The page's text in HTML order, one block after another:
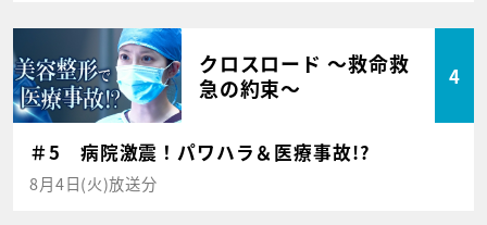
クロスロード ～救命救
急の約束～
4
＃5 病院激震！パワハラ＆医療事故!?
8月4日(火)放送分